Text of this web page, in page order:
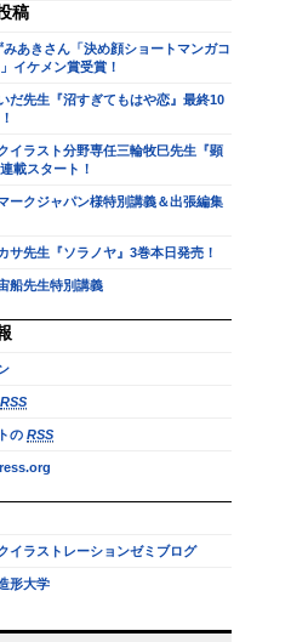
稿
みあきさん「決め顔ショートマンガコ
イケメン賞受賞！
だ先生『沼すぎてもはや恋』最終10
イラスト分野専任三輪牧巳先生『顕
載スタート！
ークジャパン様特別講義＆出張編集
サ先生『ソラノヤ』3巻本日発売！
船先生特別講義
RSS
の RSS
イラストレーションゼミブログ
形大学